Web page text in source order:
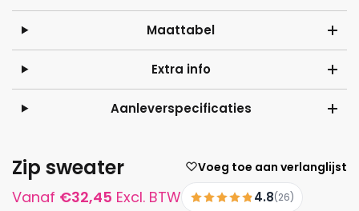
Maattabel
Extra info
Aanleverspecificaties
Zip sweater Voeg toe aan verlanglijst
Vanaf €32,45 Excl. BTW 4.8(26)